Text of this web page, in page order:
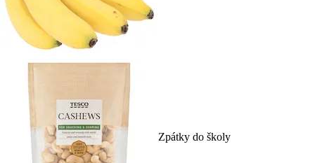
Zpátky do školy